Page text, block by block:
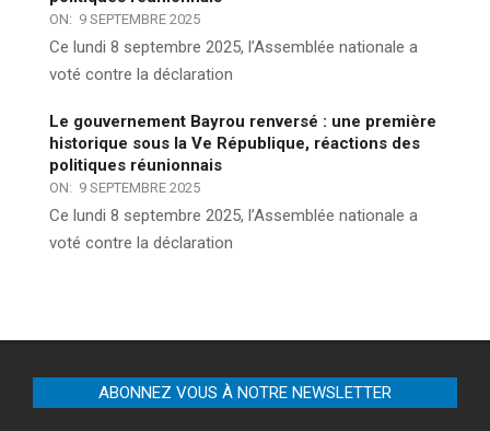
ON: 9 SEPTEMBRE 2025
Ce lundi 8 septembre 2025, l’Assemblée nationale a
voté contre la déclaration
Le gouvernement Bayrou renversé : une première
historique sous la Ve République, réactions des
politiques réunionnais
ON: 9 SEPTEMBRE 2025
Ce lundi 8 septembre 2025, l’Assemblée nationale a
voté contre la déclaration
ABONNEZ VOUS À NOTRE NEWSLETTER